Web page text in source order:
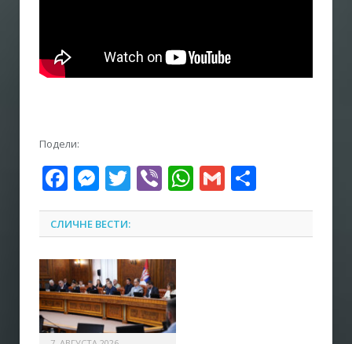
Подели:
Facebook
Messenger
Twitter
ViberWhatsApp
Gmail
СЛИЧНЕ ВЕСТИ: